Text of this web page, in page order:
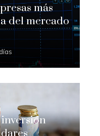
más
del mercado